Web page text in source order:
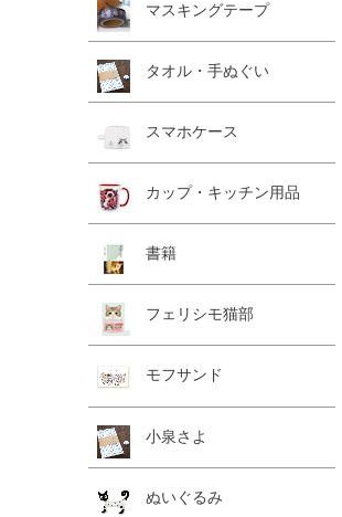
マスキングテープ
タオル・手ぬぐい
スマホケース
カップ・キッチン用品
書籍
フェリシモ猫部
モフサンド
小泉さよ
ぬいぐるみ